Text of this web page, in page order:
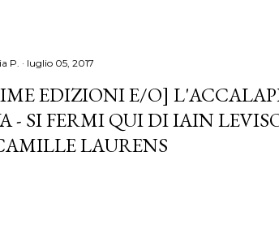
P. luglio 05, 2017
EDIZIONI E/O]
- SI FERMI QUI DI IAIN
LAURENS